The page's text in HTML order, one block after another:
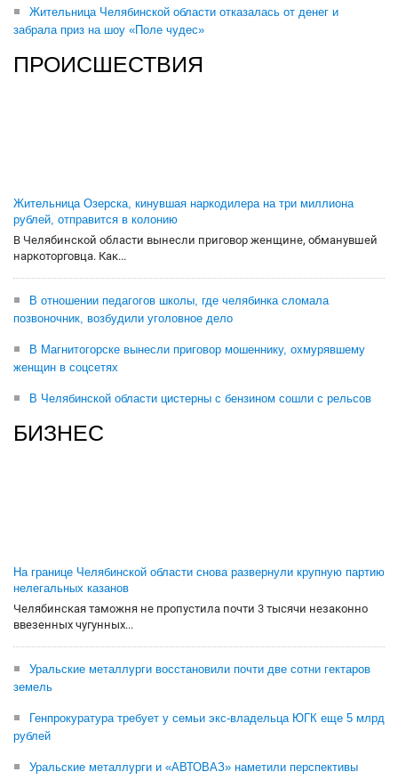
Жительница Челябинской области отказалась от денег и
забрала приз на шоу «Поле чудес»
ПРОИСШЕСТВИЯ
Жительница Озерска, кинувшая наркодилера на три миллиона
рублей, отправится в колонию
В Челябинской области вынесли приговор женщине, обманувшей
наркоторговца. Как...
В отношении педагогов школы, где челябинка сломала
позвоночник, возбудили уголовное дело
В Магнитогорске вынесли приговор мошеннику, охмурявшему
женщин в соцсетях
В Челябинской области цистерны с бензином сошли с рельсов
БИЗНЕС
На границе Челябинской области снова развернули крупную партию
нелегальных казанов
Челябинская таможня не пропустила почти 3 тысячи незаконно
ввезенных чугунных...
Уральские металлурги восстановили почти две сотни гектаров
земель
Генпрокуратура требует у семьи экс-владельца ЮГК еще 5 млрд
рублей
Уральские металлурги и «АВТОВАЗ» наметили перспективы